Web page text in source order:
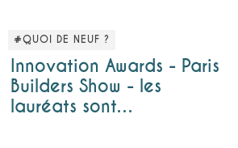
#QUOI DE NEUF ?
Innovation Awards - Paris
Builders Show - les
lauréats sont…